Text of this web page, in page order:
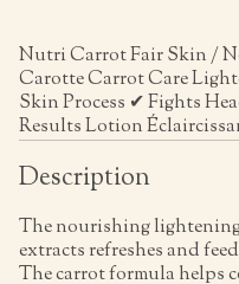
Nutri Carrot Fair Skin /
Carotte Carrot Care
Skin Process ✔ Fights
Results Lotion
Description
The nourishing
extracts refreshes and
The carrot formula helps